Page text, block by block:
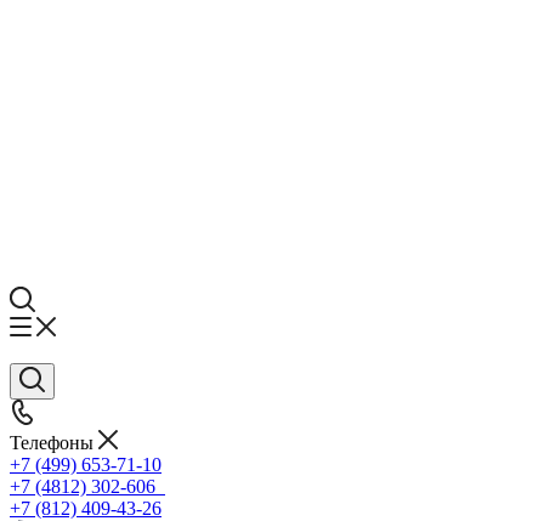
Телефоны
+7 (499) 653-71-10
+7 (4812) 302-606
+7 (812) 409-43-26